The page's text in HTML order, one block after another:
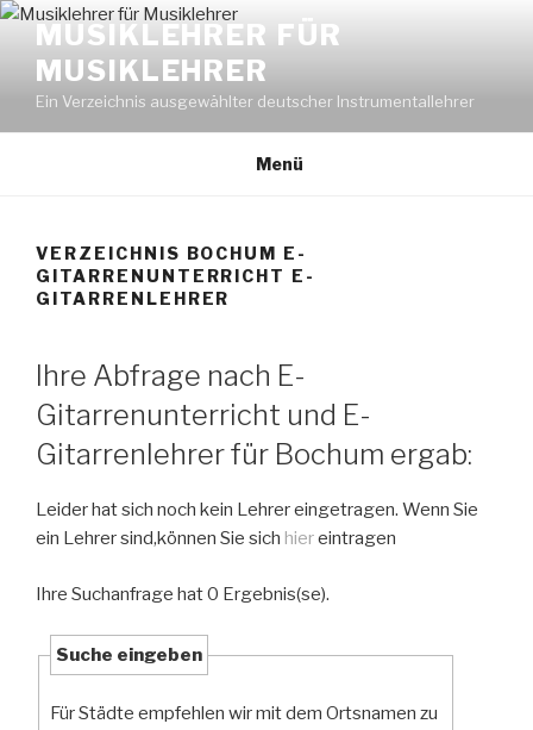
Zum
Inhalt
springen
MUSIKLEHRER FÜR
MUSIKLEHRER
Ein Verzeichnis ausgewählter deutscher Instrumentallehrer
Menü
VERZEICHNIS BOCHUM E-
GITARRENUNTERRICHT E-
GITARRENLEHRER
Ihre Abfrage nach E-
Gitarrenunterricht und E-
Gitarrenlehrer für Bochum ergab:
Leider hat sich noch kein Lehrer eingetragen. Wenn Sie
ein Lehrer sind,können Sie sich hiereintragen
Ihre Suchanfrage hat 0 Ergebnis(se).
Suche eingeben
Für Städte empfehlen wir mit dem Ortsnamen zu